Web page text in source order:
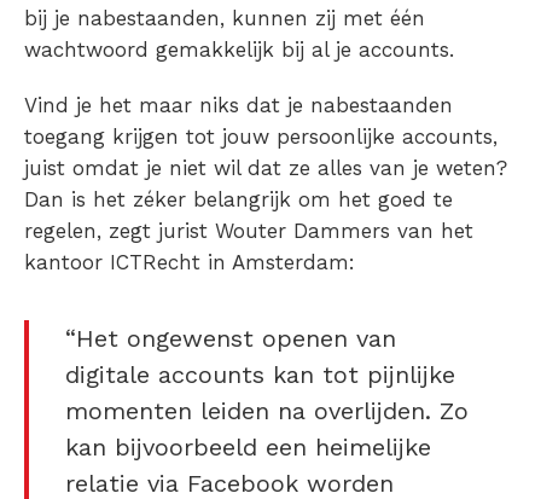
bij je nabestaanden, kunnen zij met één
wachtwoord gemakkelijk bij al je accounts.
Vind je het maar niks dat je nabestaanden
toegang krijgen tot jouw persoonlijke accounts,
juist omdat je niet wil dat ze alles van je weten?
Dan is het zéker belangrijk om het goed te
regelen, zegt jurist Wouter Dammers van het
kantoor ICTRecht in Amsterdam:
“Het ongewenst openen van
digitale accounts kan tot pijnlijke
momenten leiden na overlijden. Zo
kan bijvoorbeeld een heimelijke
relatie via Facebook worden